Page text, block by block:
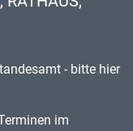
- bitte hier
im